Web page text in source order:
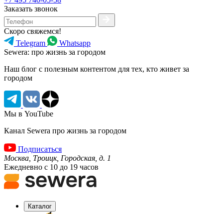
Заказать звонок
Скоро свяжемся!
Telegram
Whatsapp
Sewera: про жизнь за городом
Наш блог c полезным контентом для тех, кто живет за
городом
Мы в YouTube
Канал Sewera про жизнь за городом
Подписаться
Москва, Троицк, Городская, д. 1
Ежедневно с 10 до 19 часов
Каталог